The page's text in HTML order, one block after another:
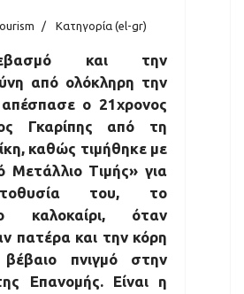
Κατηγορία (el-gr)
και την
από ολόκληρη την
ο 21χρονος
Γκαρίπης από τη
καθώς τιμήθηκε με
Μετάλλιο Τιμής» για
του, το
καλοκαίρι, όταν
πατέρα και την κόρη
πνιγμό στην
Επανομής. Είναι η